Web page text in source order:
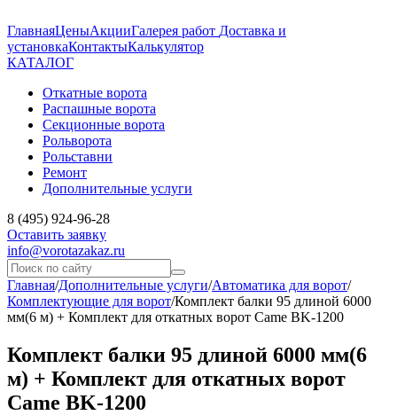
ГлавнаяЦеныАкцииГалерея работ Доставка и
установкаКонтактыКалькулятор
КАТАЛОГ
Откатные ворота
Распашные ворота
Секционные ворота
Рольворота
Рольставни
Ремонт
Дополнительные услуги
8 (495) 924-96-28
Оставить заявку
info@vorotazakaz.ru
Главная/Дополнительные услуги/Автоматика для ворот/
Комплектующие для ворот/Комплект балки 95 длиной 6000
мм(6 м) + Комплект для откатных ворот Came BK-1200
Комплект балки 95 длиной 6000 мм(6
м) + Комплект для откатных ворот
Came BK-1200